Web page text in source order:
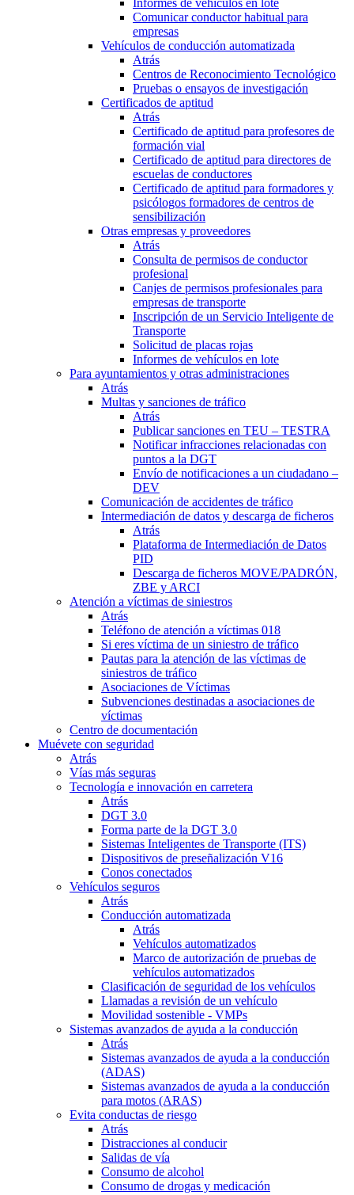
Informes de vehículos en lote
Comunicar conductor habitual para
empresas
Vehículos de conducción automatizada
Atrás
Centros de Reconocimiento Tecnológico
Pruebas o ensayos de investigación
Certificados de aptitud
Atrás
Certificado de aptitud para profesores de
formación vial
Certificado de aptitud para directores de
escuelas de conductores
Certificado de aptitud para formadores y
psicólogos formadores de centros de
sensibilización
Otras empresas y proveedores
Atrás
Consulta de permisos de conductor
profesional
Canjes de permisos profesionales para
empresas de transporte
Inscripción de un Servicio Inteligente de
Transporte
Solicitud de placas rojas
Informes de vehículos en lote
Para ayuntamientos y otras administraciones
Atrás
Multas y sanciones de tráfico
Atrás
Publicar sanciones en TEU – TESTRA
Notificar infracciones relacionadas con
puntos a la DGT
Envío de notificaciones a un ciudadano –
DEV
Comunicación de accidentes de tráfico
Intermediación de datos y descarga de ficheros
Atrás
Plataforma de Intermediación de Datos
PID
Descarga de ficheros MOVE/PADRÓN,
ZBE y ARCI
Atención a víctimas de siniestros
Atrás
Teléfono de atención a víctimas 018
Si eres víctima de un siniestro de tráfico
Pautas para la atención de las víctimas de
siniestros de tráfico
Asociaciones de Víctimas
Subvenciones destinadas a asociaciones de
víctimas
Centro de documentación
Muévete con seguridad
Atrás
Vías más seguras
Tecnología e innovación en carretera
Atrás
DGT 3.0
Forma parte de la DGT 3.0
Sistemas Inteligentes de Transporte (ITS)
Dispositivos de preseñalización V16
Conos conectados
Vehículos seguros
Atrás
Conducción automatizada
Atrás
Vehículos automatizados
Marco de autorización de pruebas de
vehículos automatizados
Clasificación de seguridad de los vehículos
Llamadas a revisión de un vehículo
Movilidad sostenible - VMPs
Sistemas avanzados de ayuda a la conducción
Atrás
Sistemas avanzados de ayuda a la conducción
(ADAS)
Sistemas avanzados de ayuda a la conducción
para motos (ARAS)
Evita conductas de riesgo
Atrás
Distracciones al conducir
Salidas de vía
Consumo de alcohol
Consumo de drogas y medicación